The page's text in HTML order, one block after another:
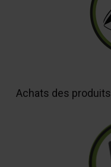
Achats des